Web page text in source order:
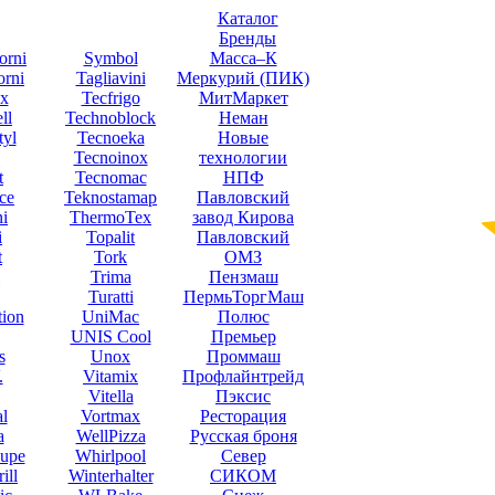
Каталог
Бренды
Symbol
Tagliavini
Tecfrigo
Technoblock
Tecnoeka
Tecnoinox
Tecnomac
Teknostamap
ThermoTex
Topalit
Tork
Trima
Turatti
UniMac
UNIS Cool
Unox
Vitamix
Vitella
Vortmax
WellPizza
Whirlpool
Winterhalter
Масса–К
Меркурий (ПИК)
МитМаркет
Неман
Новые
технологии
НПФ
Павловский
завод Кирова
Павловский
ОМЗ
Пензмаш
ПермьТоргМаш
Полюс
Премьер
Проммаш
Профлайнтрейд
Пэксис
Ресторация
Русская броня
Север
СИКОМ